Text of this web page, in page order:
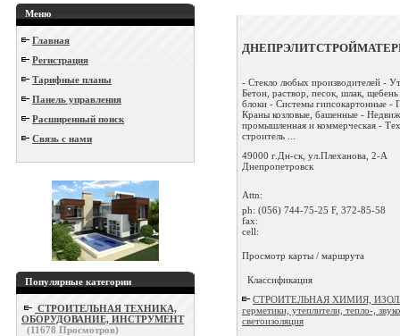
Меню
Главная
Регистрация
Тарифные планы
Панель управления
Расширенный поиск
Связь с нами
Популярные категории
СТРОИТЕЛЬНАЯ ТЕХНИКА,
ОБОРУДОВАНИЕ, ИНСТРУМЕНТ
(11678 Просмотров)
- Стекло любых производителей -
Бетон, раствор, песок, шлак,
блоки - Системы гипсокартонные -
Краны козловые, башенные -
промышленная и коммерческая -
строитель ...
49000 г.Дн-ск, ул.Плеханова, 2-А
Днепропетровск
Attn:
ph: (056) 744-75-25 F, 372-85-58
fax:
cell:
Просмотр карты / маршрута
Классификация
СТРОИТЕЛЬНАЯ ХИМИЯ,
герметики, утеплители, тепло-,
светоизоляция